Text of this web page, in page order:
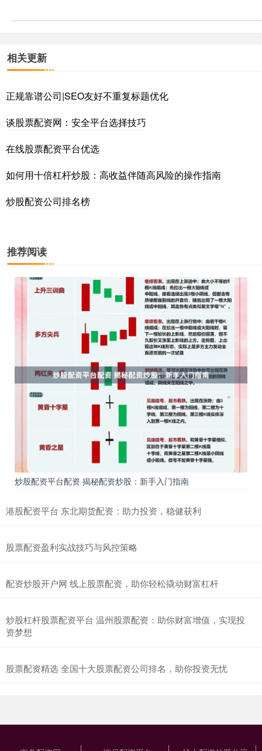
相关更新
正规靠谱公司|SEO友好不重复标题优化
谈股票配资网：安全平台选择技巧
在线股票配资平台优选
如何用十倍杠杆炒股：高收益伴随高风险的操作指南
炒股配资公司排名榜
推荐阅读
炒股配资平台配资 揭秘配资炒股：新手入门指南
港股配资平台 东北期货配资：助力投资，稳健获利
股票配资盈利实战技巧与风控策略
配资炒股开户网 线上股票配资，助你轻松撬动财富杠杆
炒股杠杆股票配资平台 温州股票配资：助你财富增值，实现投
资梦想
股票配资精选 全国十大股票配资公司排名，助你投资无忧